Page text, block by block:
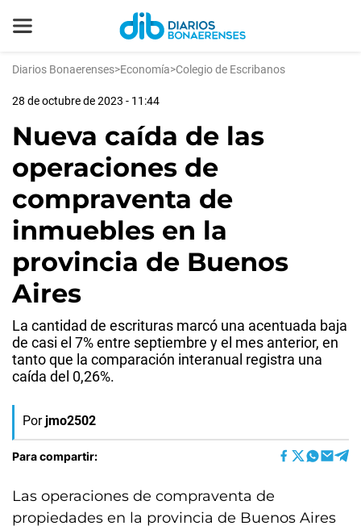
Diarios Bonaerenses>Economía>Colegio de Escribanos
28 de octubre de 2023 - 11:44
Nueva caída de las
operaciones de
compraventa de
inmuebles en la
provincia de Buenos
Aires
La cantidad de escrituras marcó una acentuada baja
de casi el 7% entre septiembre y el mes anterior, en
tanto que la comparación interanual registra una
caída del 0,26%.
Por jmo2502
Para compartir:
Las operaciones de compraventa de
propiedades en la provincia de Buenos Aires